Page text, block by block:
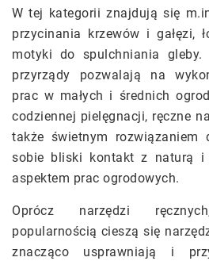
W tej kategorii znajdują się
przycinania krzewów i gałęzi,
motyki do spulchniania gleby.
przyrządy pozwalają na
prac w małych i średnich
codziennej pielęgnacji, ręczne
także świetnym rozwiązaniem
sobie bliski kontakt z naturą i
aspektem prac ogrodowych.
Oprócz narzędzi
popularnością cieszą się
znacząco usprawniają i